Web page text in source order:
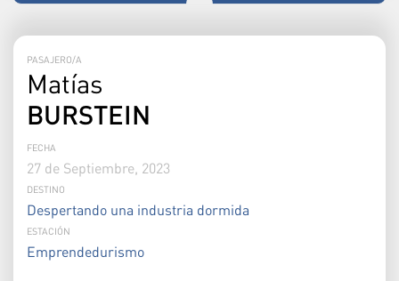
PASAJERO/A
Matías
BURSTEIN
FECHA
27 de Septiembre, 2023
DESTINO
Despertando una industria dormida
ESTACIÓN
Emprendedurismo